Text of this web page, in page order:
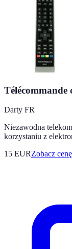
Darty FR
Niezawodna
korzystaniu z
15 EURZobacz cenę